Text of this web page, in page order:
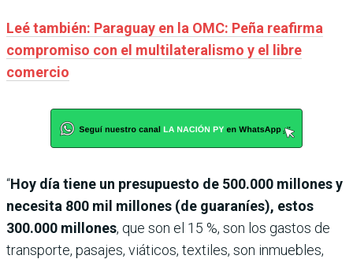
Leé también: Paraguay en la OMC: Peña reafirma
compromiso con el multilateralismo y el libre
comercio
“Hoy día tiene un presupuesto de 500.000 millones y
necesita 800 mil millones (de guaraníes), estos
300.000 millones, que son el 15 %, son los gastos de
transporte, pasajes, viáticos, textiles, son inmuebles,